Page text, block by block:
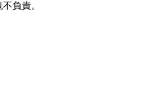
負責。